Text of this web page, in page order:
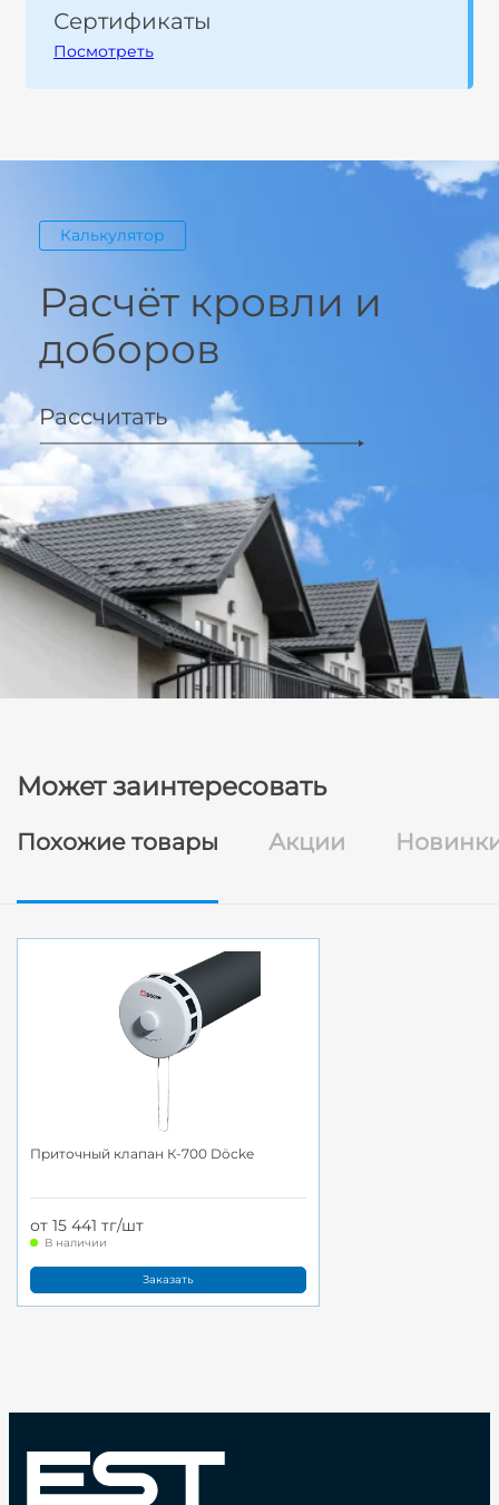
Сертификаты
Посмотреть
Калькулятор
Расчёт кровли и
доборов
Рассчитать
Может заинтересовать
Похожие товары Акции
Приточный клапан К-700 Döcke
от 15 441 тг/шт
В наличии
Заказать